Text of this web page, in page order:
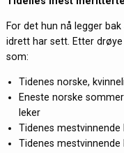
For det hun nå legger
idrett har sett. Etter
som:
Tidenes norske,
Eneste norske
leker
Tidenes
Tidenes